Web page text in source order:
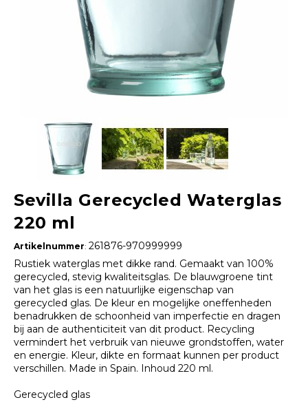
Sevilla Gerecycled Waterglas
220 ml
Artikelnummer:261876-970999999
Rustiek waterglas met dikke rand. Gemaakt van 100%
gerecycled, stevig kwaliteitsglas. De blauwgroene tint
van het glas is een natuurlijke eigenschap van
gerecycled glas. De kleur en mogelijke oneffenheden
benadrukken de schoonheid van imperfectie en dragen
bij aan de authenticiteit van dit product. Recycling
vermindert het verbruik van nieuwe grondstoffen, water
en energie. Kleur, dikte en formaat kunnen per product
verschillen. Made in Spain. Inhoud 220 ml.
Gerecycled glas